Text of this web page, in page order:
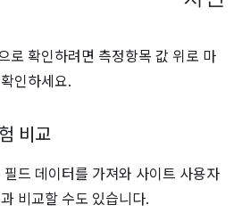
로 확인하려면 측정항목 값 위로 마
인하세요.
비교
필드 데이터를 가져와 사이트 사용자
비교할 수도 있습니다.